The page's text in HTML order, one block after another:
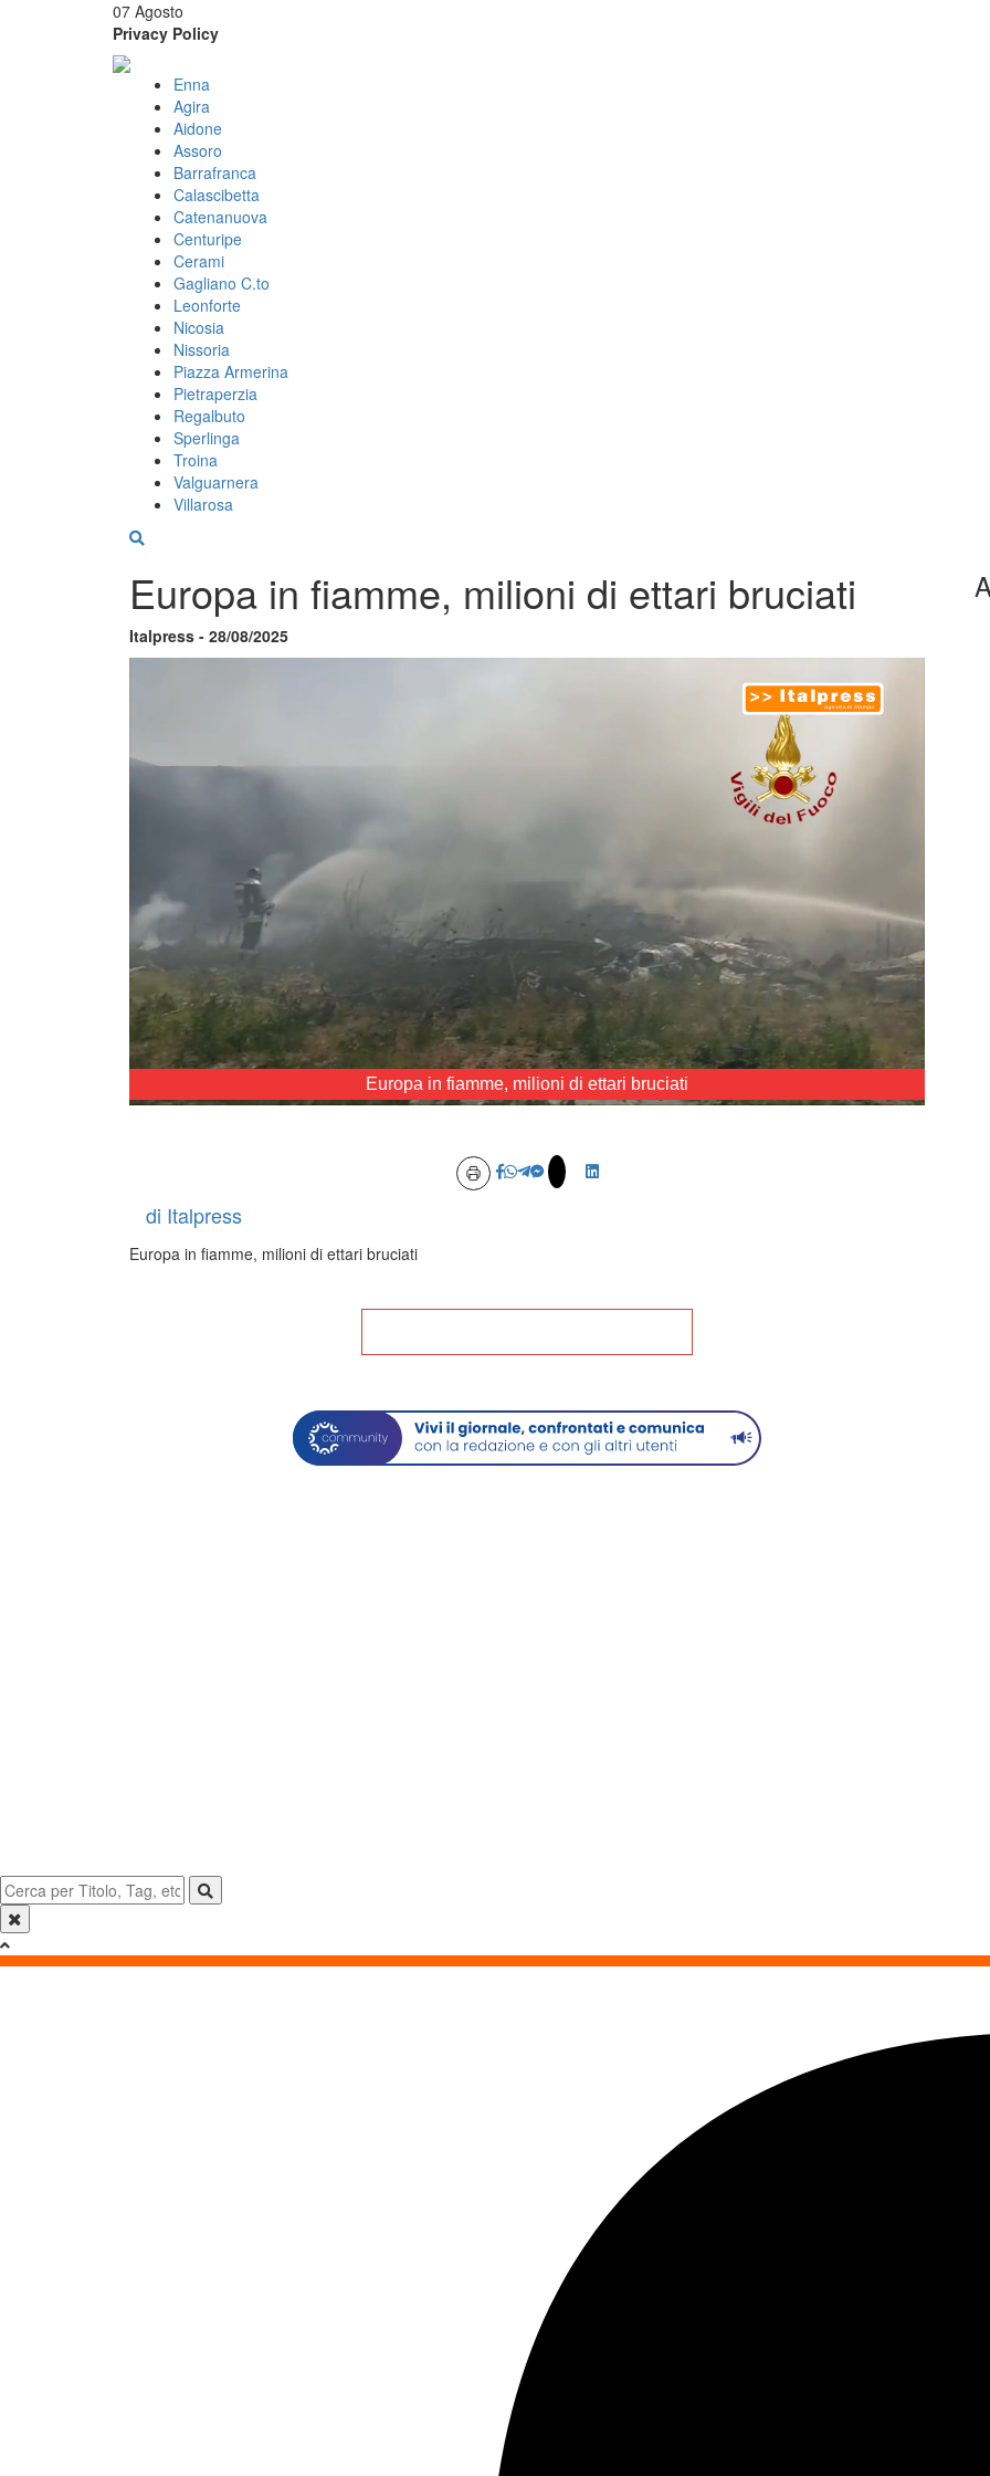
07 Agosto
Privacy Policy
Enna
Agira
Aidone
Assoro
Barrafranca
Calascibetta
Catenanuova
Centuripe
Cerami
Gagliano C.to
Leonforte
Nicosia
Nissoria
Piazza Armerina
Pietraperzia
Regalbuto
Sperlinga
Troina
Valguarnera
Villarosa
Europa in fiamme, milioni di ettari bruciati
Italpress - 28/08/2025
Europa in fiamme, milioni di ettari bruciati
Unmute Loaded:
di Italpress
Europa in fiamme, milioni di ettari bruciati